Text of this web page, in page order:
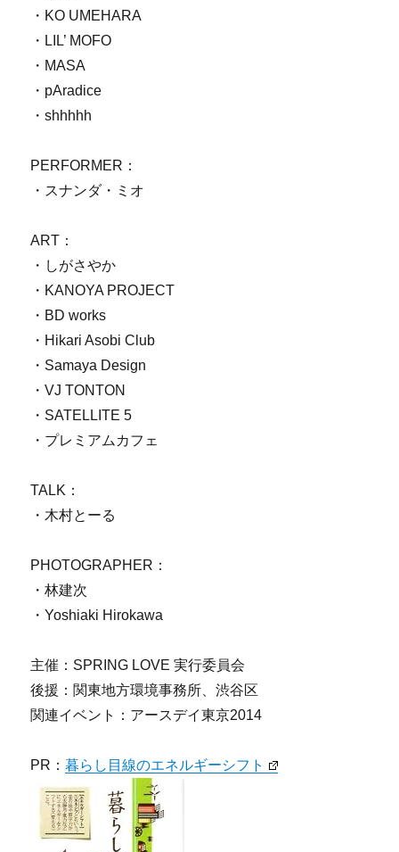
・KO UMEHARA
・LIL’ MOFO
・MASA
・pAradice
・shhhhh
PERFORMER：
・スナンダ・ミオ
ART：
・しがさやか
・KANOYA PROJECT
・BD works
・Hikari Asobi Club
・Samaya Design
・VJ TONTON
・SATELLITE 5
・プレミアムカフェ
TALK：
・木村とーる
PHOTOGRAPHER：
・林建次
・Yoshiaki Hirokawa
主催：SPRING LOVE 実行委員会
後援：関東地方環境事務所、渋谷区
関連イベント：アースデイ東京2014
PR：暮らし目線のエネルギーシフト